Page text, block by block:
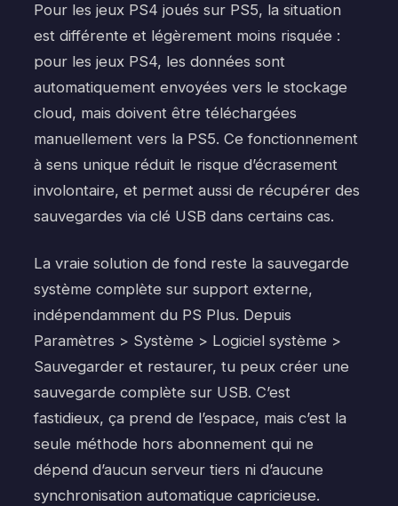
Pour les jeux PS4 joués sur PS5, la situation
est différente et légèrement moins risquée :
pour les jeux PS4, les données sont
automatiquement envoyées vers le stockage
cloud, mais doivent être téléchargées
manuellement vers la PS5. Ce fonctionnement
à sens unique réduit le risque d’écrasement
involontaire, et permet aussi de récupérer des
sauvegardes via clé USB dans certains cas.
La vraie solution de fond reste la sauvegarde
système complète sur support externe,
indépendamment du PS Plus. Depuis
Paramètres > Système > Logiciel système >
Sauvegarder et restaurer, tu peux créer une
sauvegarde complète sur USB. C’est
fastidieux, ça prend de l’espace, mais c’est la
seule méthode hors abonnement qui ne
dépend d’aucun serveur tiers ni d’aucune
synchronisation automatique capricieuse.